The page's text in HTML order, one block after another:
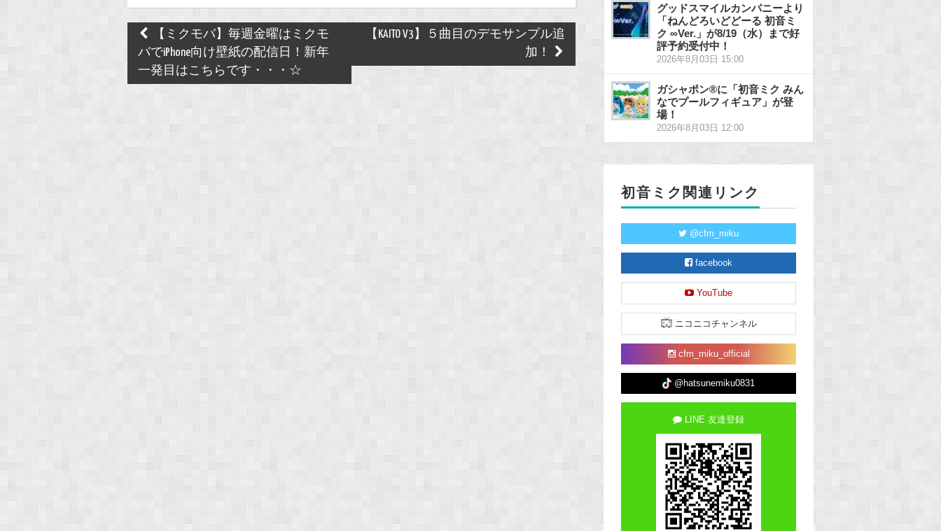
Post
navigation
【ミクモバ】毎週金曜はミクモ
バでiPhone向け壁紙の配信日！新年
一発目はこちらです・・・☆
【KAITO V3】５曲目のデモサンプル追
加！
グッドスマイルカンパニーより
「ねんどろいどどーる 初音ミ
ク ∞Ver.」が8/19（水）まで好
評予約受付中！
2026年8月03日 15:00
ガシャポン®に「初音ミク みん
なでプールフィギュア」が登
場！
2026年8月03日 12:00
初音ミク関連リンク
@cfm_miku
facebook
YouTube
ニコニコチャンネル
cfm_miku_official
@hatsunemiku0831
LINE 友達登録